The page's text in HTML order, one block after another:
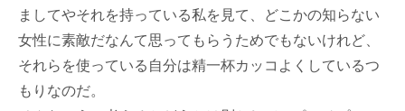
ましてやそれを持っている私を見て、どこかの知らない
女性に素敵だなんて思ってもらうためでもないけれど、
それらを使っている自分は精一杯カッコよくしているつ
もりなのだ。